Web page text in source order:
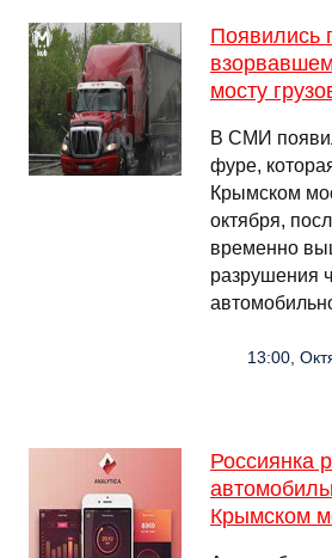
Появились
мосту
В СМИ
фуре,
Крымском
октября,
временно
разрушения
13:00,
Россиянка
Крымском